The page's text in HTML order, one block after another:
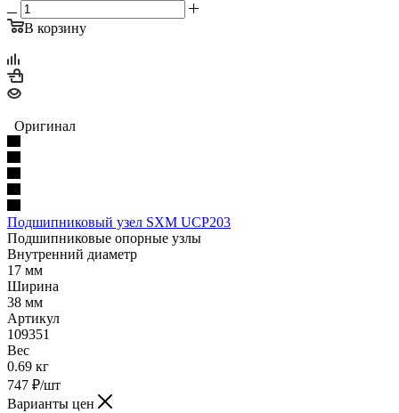
В корзину
Оригинал
Подшипниковый узел SXM UCP203
Подшипниковые опорные узлы
Внутренний диаметр
17 мм
Ширина
38 мм
Артикул
109351
Вес
0.69 кг
747 ₽/шт
Варианты цен